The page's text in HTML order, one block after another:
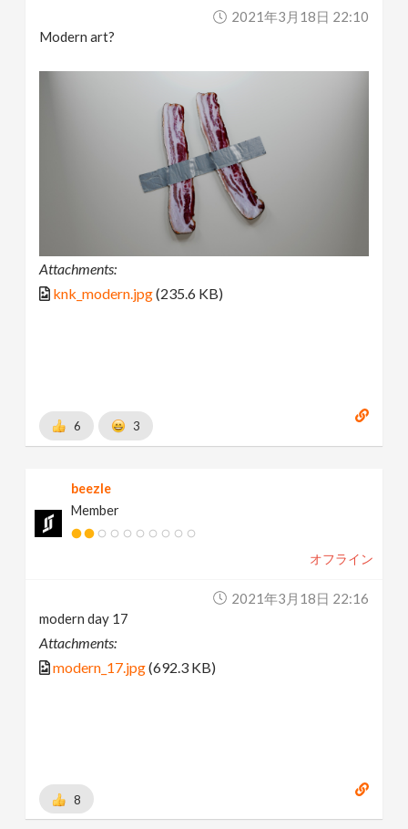
2021年3月18日 22:10
Modern art?
Attachments:
knk_modern.jpg(235.6 KB)
6 3
beezle
Member
オフライン
2021年3月18日 22:16
modern day 17
Attachments:
modern_17.jpg(692.3 KB)
8